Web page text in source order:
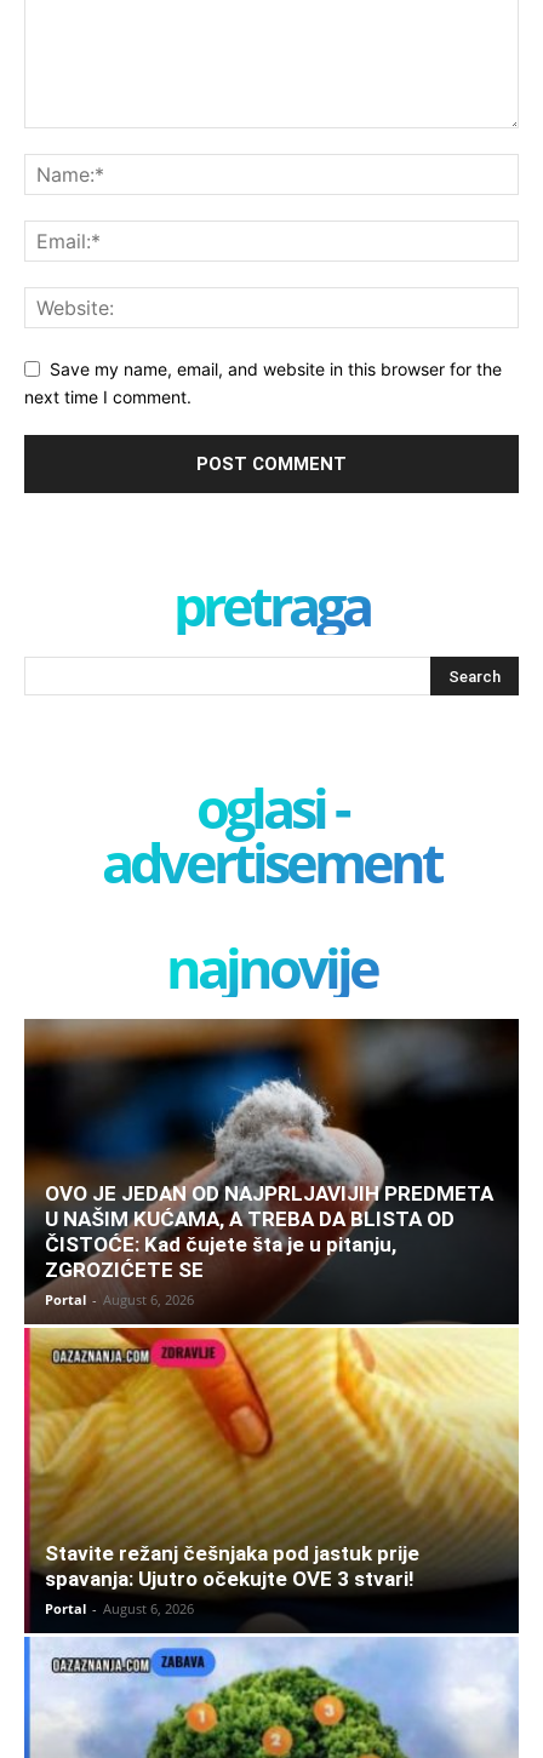
Save my name, email, and website in this browser for the
next time I comment.
pretraga
oglasi -
advertisement
najnovije
OVO JE JEDAN OD NAJPRLJAVIJIH PREDMETA
U NAŠIM KUĆAMA, A TREBA DA BLISTA OD
ČISTOĆE: Kad čujete šta je u pitanju,
ZGROZIĆETE SE
Portal - August 6, 2026
Stavite režanj češnjaka pod jastuk prije
spavanja: Ujutro očekujte OVE 3 stvari!
Portal - August 6, 2026